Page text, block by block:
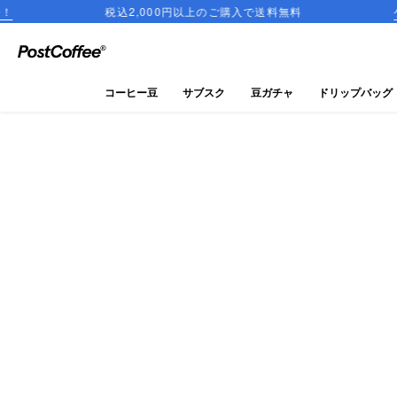
税込2,000円以上のご購入で送料無料 ゲイシャの魅
close
コーヒー豆 サブスク 豆ガチャ ドリップバッグ